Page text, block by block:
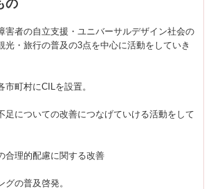
の
害者の自立支援・ユニバーサルデザイン社会の
光・旅行の普及の3点を中心に活動をしていき
市町村にCILを設置。
足についての改善につなげていける活動をして
合理的配慮に関する改善
グの普及啓発。